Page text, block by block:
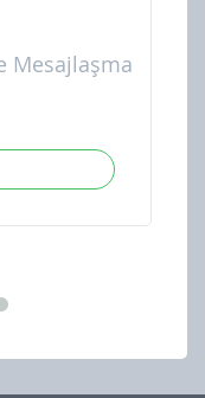
Mesajlaşma